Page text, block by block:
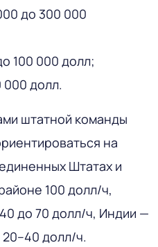
до 300 000
100 000 долл;
долл.
штатной команды
на
Штатах и
100 долл/ч,
до 70 долл/ч, Индии —
долл/ч.